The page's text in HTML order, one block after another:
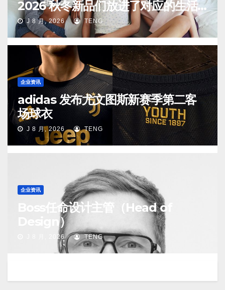
2026 秋冬新品们放进了对应的生活
场景中
J 8 月, 2026 TENG
企业资讯
adidas 发布尤文图斯新赛季第二客
场球衣
J 8 月, 2026 TENG
企业资讯
Boss任命设计主管（Head of
Design）
J 8 月, 2026 TENG